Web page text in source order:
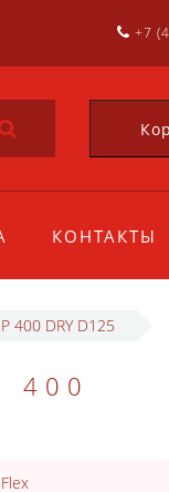
+7
КОНТАКТЫ
400 DRY D125
400
Flex